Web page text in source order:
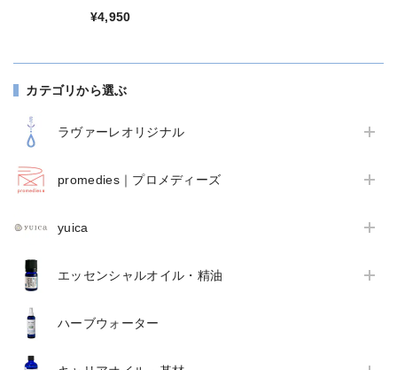
カテゴリから選ぶ
ラヴァーレオリジナル
promedies｜プロメディーズ
yuica
エッセンシャルオイル・精油
ハーブウォーター
¥4,950